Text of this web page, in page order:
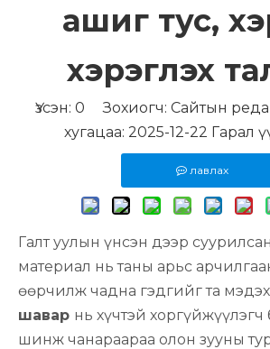
ашиг тус,
хэрэглэх
Үзсэн: 0 Зохиогч: Сайтын
хугацаа: 2025-12-22 Гарал
лавлах
Галт уулын үнсэн дээр
материал нь таны арьс
өөрчилж чадна гэдгийг та мэдэх
шавар нь хүчтэй хоргүйжүүлэгч
шинж чанараараа олон зууны